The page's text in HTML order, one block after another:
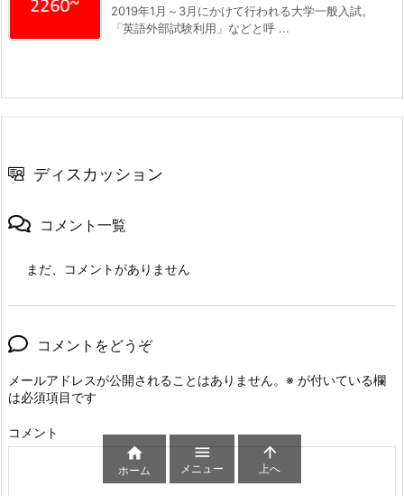
2019年1月～3月にかけて行われる大学一般入試。
「英語外部試験利用」などと呼 ...
ディスカッション
コメント一覧
まだ、コメントがありません
コメントをどうぞ
メールアドレスが公開されることはありません。 ※ が付いている欄
は必須項目です
コメント

ホーム

メニュー

上へ